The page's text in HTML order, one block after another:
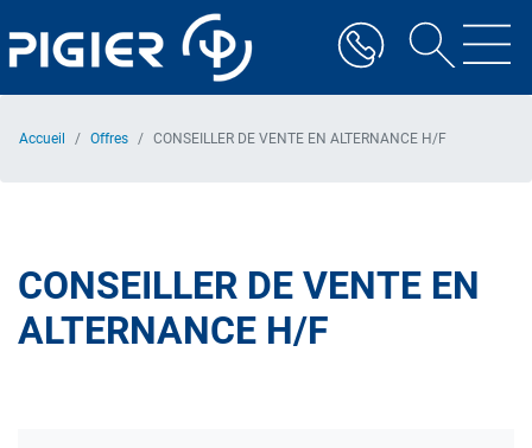
au
contenu
Accueil Offres CONSEILLER DE VENTE EN ALTERNANCE H/F
CONSEILLER DE VENTE EN
ALTERNANCE H/F